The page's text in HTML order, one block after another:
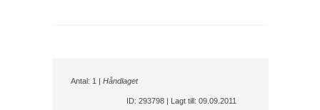
Antal: 1 | Håndlaget
ID: 293798 | Lagt till: 09.09.2011